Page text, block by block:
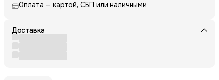
Оплата — картой, СБП или наличными
Доставка